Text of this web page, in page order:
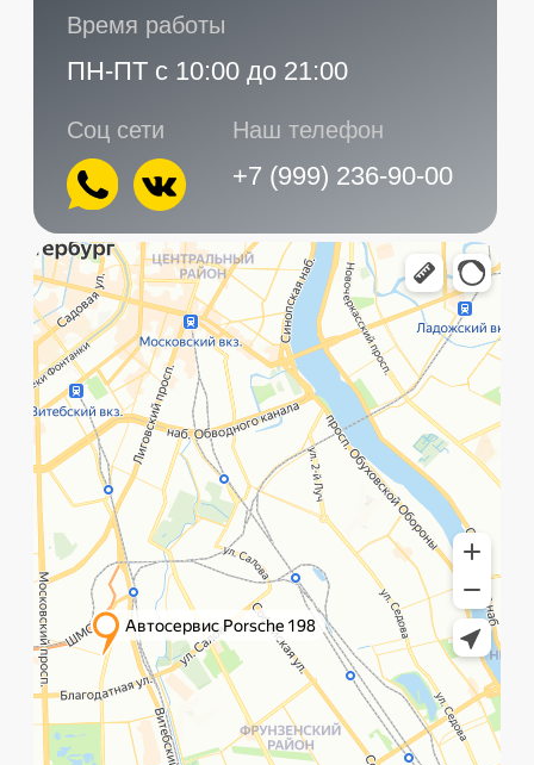
Главная Услуги Контакты
©️ Porsche 198. Все права защищены 2025
Разработка и маркетинг: Global Code
Санкт-Петербург,
Рощинская улица, 32Е
+7 (999) 236-90-00
ПН-ПТ
с 10:00 до 21:00